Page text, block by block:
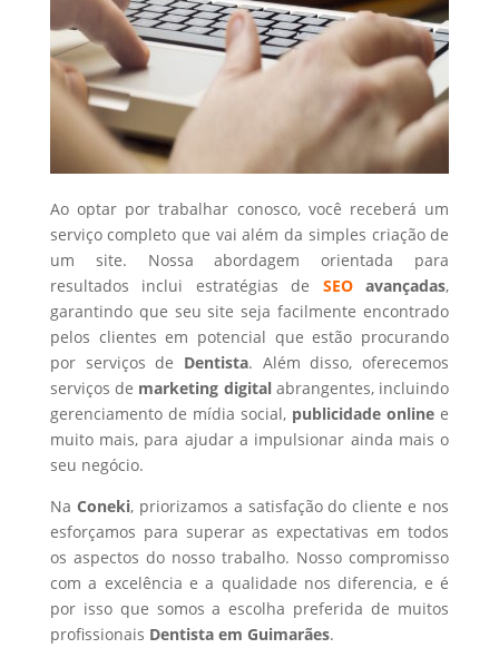
Ao optar por trabalhar conosco, você receberá um
serviço completo que vai além da simples criação de
um site. Nossa abordagem orientada para
resultados inclui estratégias de SEOavançadas,
garantindo que seu site seja facilmente encontrado
pelos clientes em potencial que estão procurando
por serviços de Dentista. Além disso, oferecemos
serviços de marketing digital abrangentes, incluindo
gerenciamento de mídia social, publicidade online e
muito mais, para ajudar a impulsionar ainda mais o
seu negócio.
Na Coneki, priorizamos a satisfação do cliente e nos
esforçamos para superar as expectativas em todos
os aspectos do nosso trabalho. Nosso compromisso
com a excelência e a qualidade nos diferencia, e é
por isso que somos a escolha preferida de muitos
profissionais Dentistaem Guimarães.